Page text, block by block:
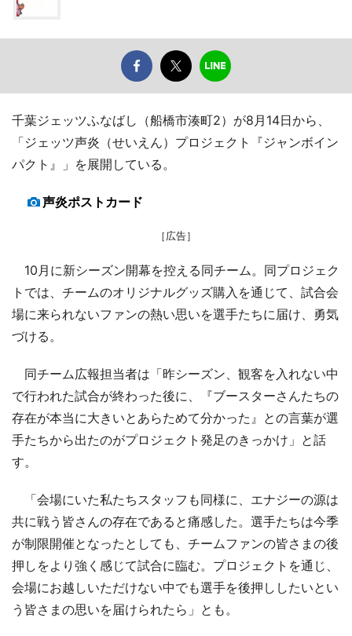
千葉ジェッツふなばし（船橋市湊町2）が8月14日から、
「ジェッツ声炎（せいえん）プロジェクト『ジャンボイン
パクト』」を展開している。
声炎ポストカード
［広告］
10月に新シーズン開幕を控える同チーム。同プロジェク
トでは、チームのオリジナルグッズ購入を通じて、試合会
場に来られないファンの熱い思いを選手たちに届け、勇気
づける。
同チーム広報担当者は「昨シーズン、観客を入れない中
で行われた試合が終わった後に、『ブースターさんたちの
存在が本当に大きいとあらためて分かった』との言葉が選
手たちから出たのがプロジェクト発足のきっかけ」と話
す。
「会場にいた私たちスタッフも同様に、エナジーの源は
共に戦う皆さんの存在であると痛感した。選手たちは今季
が制限開催となったとしても、チームファンの皆さまの後
押しをより強く感じて試合に臨む。プロジェクトを通じ、
会場にお越しいただけない中でも選手を後押ししたいとい
う皆さまの思いを届けられたら」とも。